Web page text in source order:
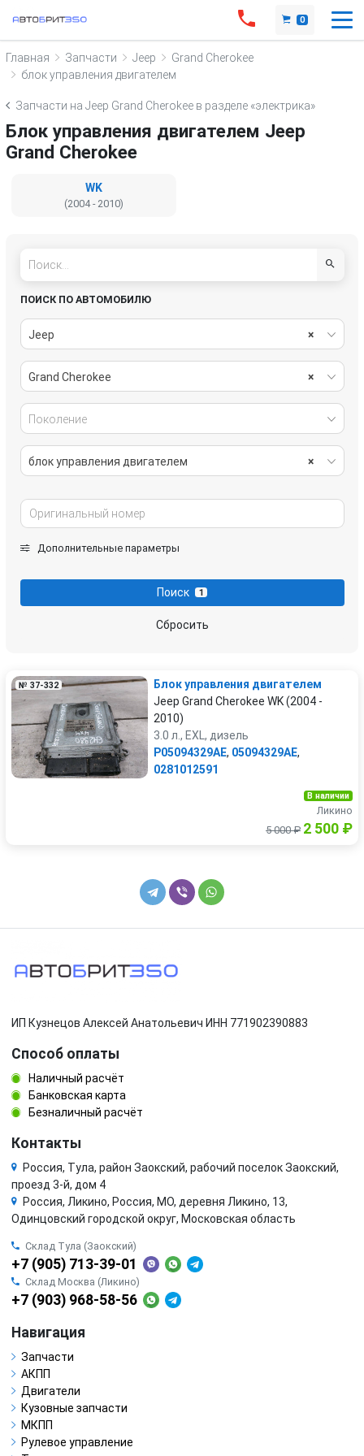
0
Главная Запчасти Jeep
Grand Cherokee
блок управления двигателем
Запчасти на Jeep Grand Cherokee в разделе «электрика»
Блок управления двигателем Jeep
Grand Cherokee
WK
(2004 - 2010)
ПОИСК ПО АВТОМОБИЛЮ
×
Jeep
×
Grand Cherokee
Поколение
×
блок управления двигателем
Дополнительные параметры
Поиск 1
Сбросить
№ 37-332
Блок управления двигателем
Jeep Grand Cherokee WK (2004 -
2010)
3.0 л., EXL, дизель
P05094329AE, 05094329AE,
0281012591
В наличии
Ликино
5 000 ₽ 2 500 ₽
ИП Кузнецов Алексей Анатольевич ИНН 771902390883
Способ оплаты
Наличный расчёт
Банковская карта
Безналичный расчёт
Контакты
Россия, Тула, район Заокский, рабочий поселок Заокский,
проезд 3-й, дом 4
Россия, Ликино, Россия, МО, деревня Ликино, 13,
Одинцовский городской округ, Московская область
Склад Тула (Заокский)
+7 (905) 713-39-01
Склад Москва (Ликино)
+7 (903) 968-58-56
Навигация
Запчасти
АКПП
Двигатели
Кузовные запчасти
МКПП
Рулевое управление